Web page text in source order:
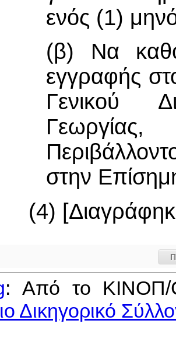
ενός (1)
(β) Να
εγγραφής
Γενικού
Γεωργίας,
στην
(4)
: Από το
Δικηγορικό